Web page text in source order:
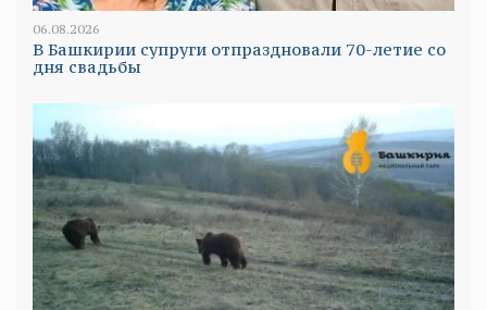
06.08.2026
В Башкирии супруги отпраздновали 70-летие со
дня свадьбы